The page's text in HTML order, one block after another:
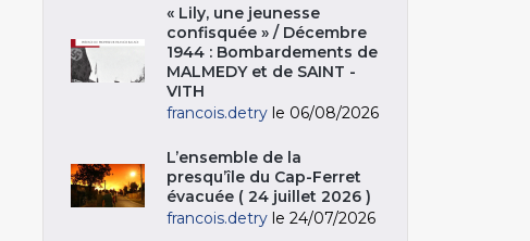
« Lily, une jeunesse
confisquée » / Décembre
1944 : Bombardements de
MALMEDY et de SAINT -
VITH
francois.detry le 06/08/2026
L’ensemble de la
presqu’île du Cap-Ferret
évacuée ( 24 juillet 2026 )
francois.detry le 24/07/2026